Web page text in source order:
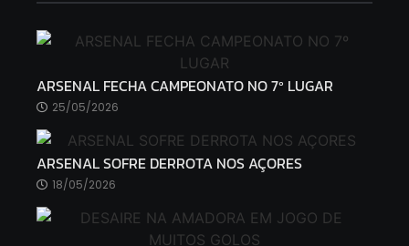
ARSENAL FECHA CAMPEONATO NO 7º LUGAR
25/05/2026
ARSENAL SOFRE DERROTA NOS AÇORES
18/05/2026